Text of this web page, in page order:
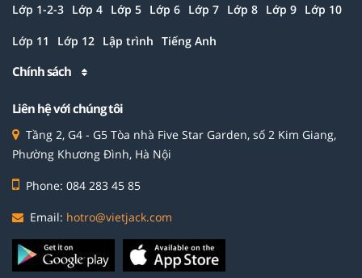
Lớp 1-2-3 Lớp 4 Lớp 5 Lớp 6 Lớp 7 Lớp 8 Lớp 9 Lớp 10
Lớp 11 Lớp 12 Lập trình Tiếng Anh
Chính sách
Liên hệ với chúng tôi
Tầng 2, G4 - G5 Tòa nhà Five Star Garden, số 2 Kim Giang,
Phường Khương Đình, Hà Nội
Phone: 084 283 45 85
Email: hotro@vietjack.com